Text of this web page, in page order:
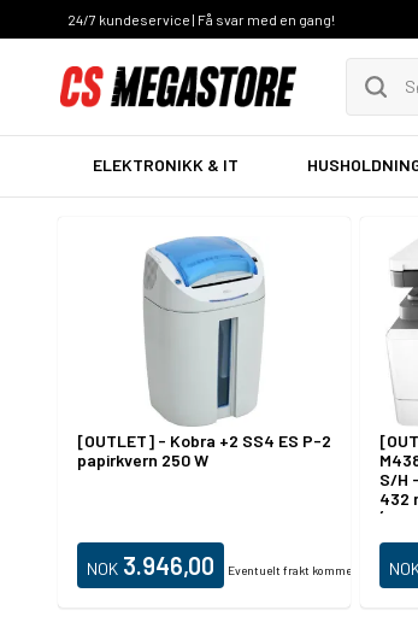
24/7 kundeservice | Få svar med en gang!
ELEKTRONIKK & IT
[OUTLET] - Kobra +2 SS4 ES P-2
papirkvern 250 W
NOK 3.946,00 Eventuelt frakt kommer i tillegg.
S/H
432
LAN